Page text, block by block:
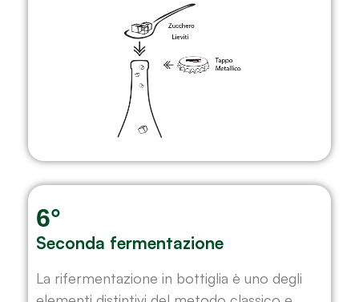
6°
Seconda fermentazione
La rifermentazione in bottiglia è uno degli